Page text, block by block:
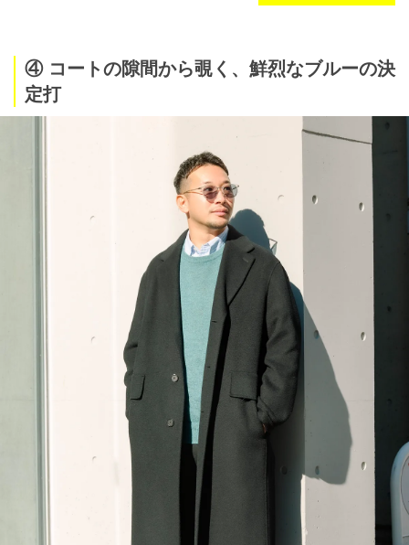
④ コートの隙間から覗く、鮮烈なブルーの決
定打